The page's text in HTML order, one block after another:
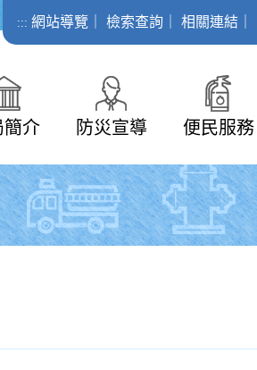
::: 網站導覽 檢索查詢 相關連結
簡介 防災宣導 便民服務